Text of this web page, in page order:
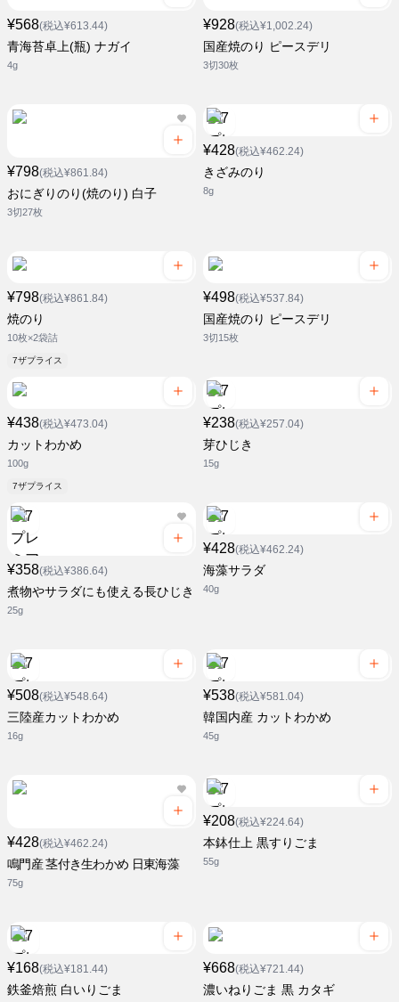
¥568(税込¥613.44)
青海苔卓上(瓶) ナガイ
4g
¥928(税込¥1,002.24)
国産焼のり ピースデリ
3切30枚
¥798(税込¥861.84)
おにぎりのり(焼のり) 白子
3切27枚
¥428(税込¥462.24)
きざみのり
8g
¥798(税込¥861.84)
焼のり
10枚×2袋詰
7ザプライス
¥498(税込¥537.84)
国産焼のり ピースデリ
3切15枚
¥438(税込¥473.04)
カットわかめ
100g
7ザプライス
¥238(税込¥257.04)
芽ひじき
15g
¥358(税込¥386.64)
煮物やサラダにも使える長ひじき
25g
¥428(税込¥462.24)
海藻サラダ
40g
¥508(税込¥548.64)
三陸産カットわかめ
16g
¥538(税込¥581.04)
韓国内産 カットわかめ
45g
¥428(税込¥462.24)
鳴門産 茎付き生わかめ 日東海藻
75g
¥208(税込¥224.64)
本鉢仕上 黒すりごま
55g
¥168(税込¥181.44)
鉄釜焙煎 白いりごま
¥668(税込¥721.44)
濃いねりごま 黒 カタギ